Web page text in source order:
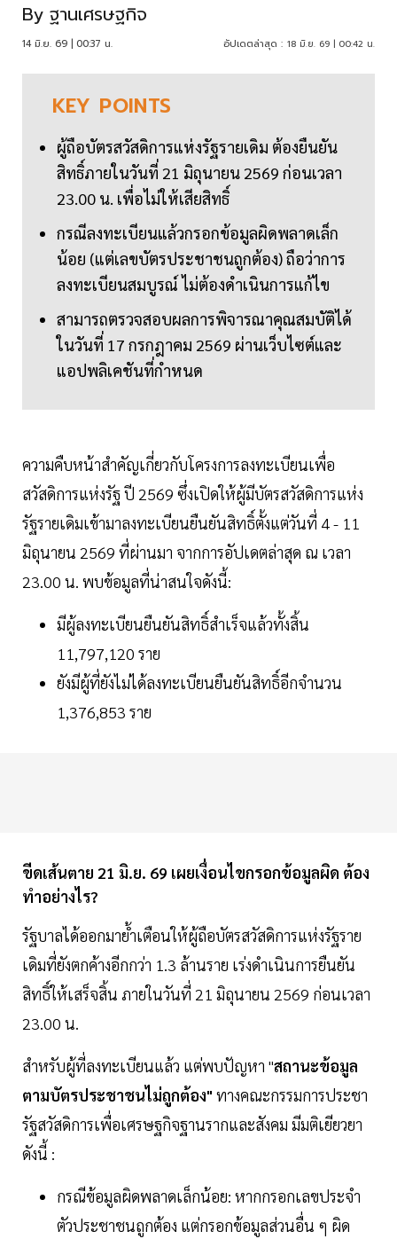
By ฐานเศรษฐกิจ
14 มิ.ย. 69 | 00:37 น. อัปเดตล่าสุด : 18 มิ.ย. 69 | 00:42 น.
KEY POINTS
ผู้ถือบัตรสวัสดิการแห่งรัฐรายเดิม ต้องยืนยัน
สิทธิ์ภายในวันที่ 21 มิถุนายน 2569 ก่อนเวลา
23.00 น. เพื่อไม่ให้เสียสิทธิ์
กรณีลงทะเบียนแล้วกรอกข้อมูลผิดพลาดเล็ก
น้อย (แต่เลขบัตรประชาชนถูกต้อง) ถือว่าการ
ลงทะเบียนสมบูรณ์ ไม่ต้องดำเนินการแก้ไข
สามารถตรวจสอบผลการพิจารณาคุณสมบัติได้
ในวันที่ 17 กรกฎาคม 2569 ผ่านเว็บไซต์และ
แอปพลิเคชันที่กำหนด
ความคืบหน้าสำคัญเกี่ยวกับโครงการลงทะเบียนเพื่อ
สวัสดิการแห่งรัฐ ปี 2569 ซึ่งเปิดให้ผู้มีบัตรสวัสดิการแห่ง
รัฐรายเดิมเข้ามาลงทะเบียนยืนยันสิทธิ์ตั้งแต่วันที่ 4 - 11
มิถุนายน 2569 ที่ผ่านมา จากการอัปเดตล่าสุด ณ เวลา
23.00 น. พบข้อมูลที่น่าสนใจดังนี้:
มีผู้ลงทะเบียนยืนยันสิทธิ์สำเร็จแล้วทั้งสิ้น
11,797,120 ราย
ยังมีผู้ที่ยังไม่ได้ลงทะเบียนยืนยันสิทธิ์อีกจำนวน
1,376,853 ราย
ขีดเส้นตาย 21 มิ.ย. 69 เผยเงื่อนไขกรอกข้อมูลผิด ต้อง
ทำอย่างไร?
รัฐบาลได้ออกมาย้ำเตือนให้ผู้ถือบัตรสวัสดิการแห่งรัฐราย
เดิมที่ยังตกค้างอีกกว่า 1.3 ล้านราย เร่งดำเนินการยืนยัน
สิทธิ์ให้เสร็จสิ้น ภายในวันที่ 21 มิถุนายน 2569 ก่อนเวลา
23.00 น.
สำหรับผู้ที่ลงทะเบียนแล้ว แต่พบปัญหา "สถานะข้อมูล
ตามบัตรประชาชนไม่ถูกต้อง" ทางคณะกรรมการประชา
รัฐสวัสดิการเพื่อเศรษฐกิจฐานรากและสังคม มีมติเยียวยา
ดังนี้ :
กรณีข้อมูลผิดพลาดเล็กน้อย: หากกรอกเลขประจำ
ตัวประชาชนถูกต้อง แต่กรอกข้อมูลส่วนอื่น ๆ ผิด